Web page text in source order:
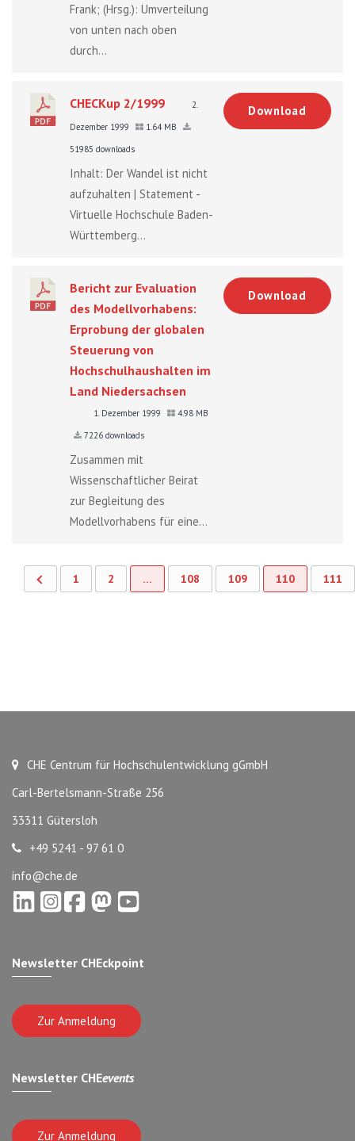
Frank; (Hrsg.): Umverteilung
von unten nach oben
durch...
CHECKup 2/1999
2.
Dezember 1999
1.64 MB
51985 downloads
Inhalt: Der Wandel ist nicht
aufzuhalten | Statement -
Virtuelle Hochschule Baden-
Württemberg...
Download
Bericht zur Evaluation
des Modellvorhabens:
Erprobung der globalen
Steuerung von
Hochschulhaushalten im
Land Niedersachsen
1. Dezember 1999
4.98 MB
7226 downloads
Zusammen mit
Wissenschaftlicher Beirat
zur Begleitung des
Modellvorhabens für eine...
Download
1 2 … 108 109 110 111
CHE Centrum für Hochschulentwicklung gGmbH
Carl-Bertelsmann-Straße 256
33311 Gütersloh
+49 5241 - 97 61 0
info@che.de
Newsletter CHEckpoint
Zur Anmeldung
Newsletter CHEevents
Zur Anmeldung